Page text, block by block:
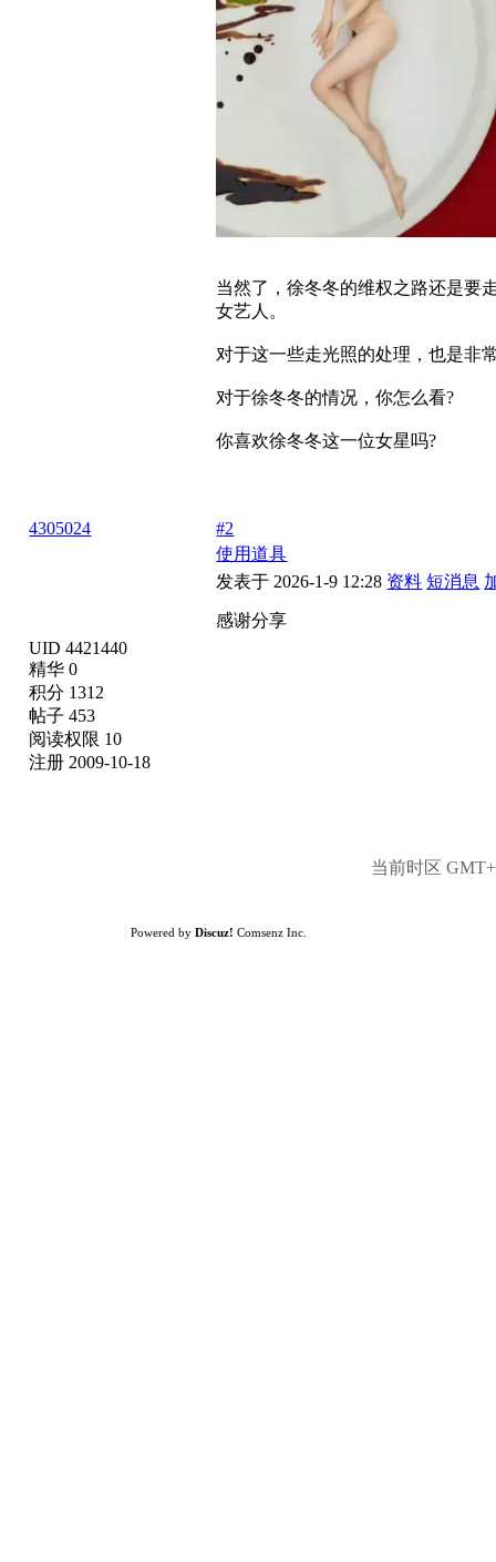
当然了，徐冬冬的维权之路还是要
女艺人。
对于这一些走光照的处理，也是非
对于徐冬冬的情况，你怎么看?
你喜欢徐冬冬这一位女星吗?
4305024
UID 4421440
精华 0
积分 1312
帖子 453
阅读权限 10
注册 2009-10-18
#2
使用道具
发表于 2026-1-9 12:28 资料 短消息
感谢分享
当前时区
Powered by Discuz! Comsenz Inc.